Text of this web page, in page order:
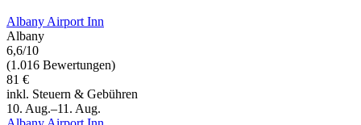
Albany Airport Inn
Albany
6,6/10
(1.016 Bewertungen)
81 €
inkl. Steuern & Gebühren
10. Aug.–11. Aug.